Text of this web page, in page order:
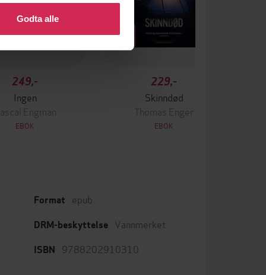
Godta alle
249,-
Ingen
Engman
EBOK
229,-
Skinndød
Thomas Enger
EBOK
Format epub
DRM-beskyttelse Vannmerket
ISBN 9788202910310